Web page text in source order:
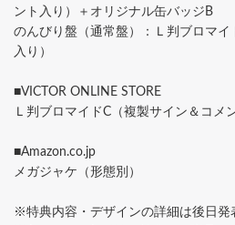
ント入り）＋オリジナル缶バッジB
のんびり盤（通常盤）：Ｌ判ブロマイ
入り）
■VICTOR ONLINE STORE
Ｌ判ブロマイドC（複製サイン＆コメ
■Amazon.co.jp
メガジャケ（形態別）
※特典内容・デザインの詳細は後日発